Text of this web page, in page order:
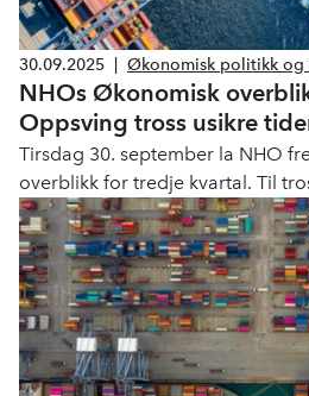
30.09.2025 Økonomisk politikk og
NHOs Økonomisk
Oppsving tross usikre
Tirsdag 30. september la NHO
overblikk for tredje kvartal. Til
handelskonflikter og geopolitisk
verdensøkonomien vist